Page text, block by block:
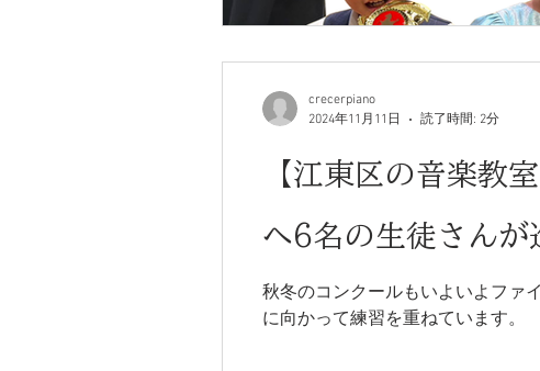
【江東区の音楽教
へ6名の生徒さんが
秋冬のコンクールもいよいよファイナルを迎え、 ブルグミュラーコンクール／東京フ
に向かって練習を重ねています。
crecerpiano
2024年11月11日
読了時間: 2分